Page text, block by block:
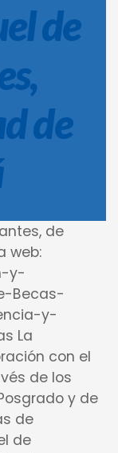
de
de
de
web:
y-
Becas-
y-
La
con el
de los
y de
de
de